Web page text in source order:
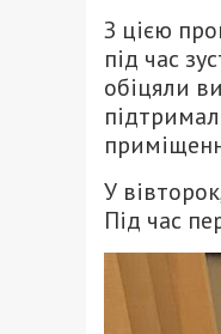
З цією
під час
обіцяли
У
Під час